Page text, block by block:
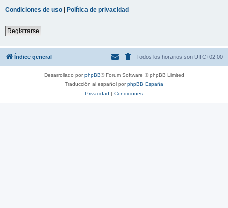
Condiciones de uso
Política de privacidad
Registrarse
Índice general Todos los horarios son UTC+02:00
Desarrollado porphpBB® Forum Software © phpBB Limited
Traducción al español porphpBB España
Privacidad | Condiciones